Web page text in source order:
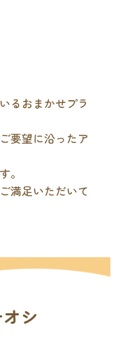
るおまかせプラ
要望に沿ったア
。
満足いただいて
シ